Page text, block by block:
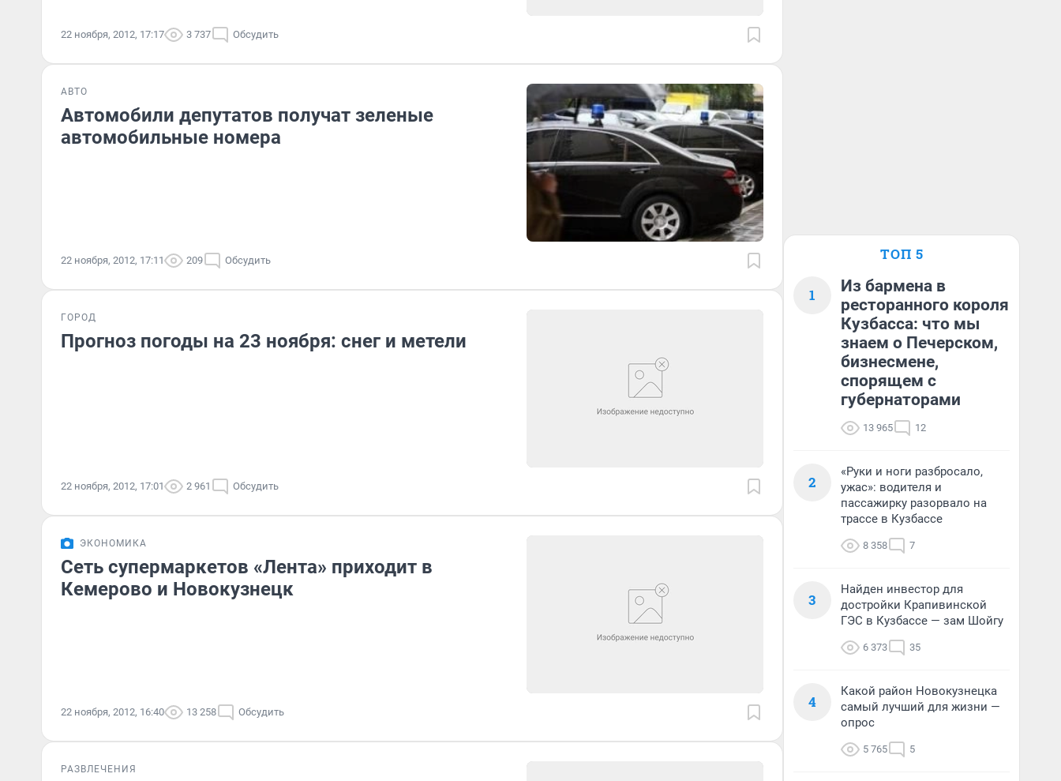
22 ноября, 2012, 17:17 3 737 Обсудить
АВТО
Автомобили депутатов получат зеленые
автомобильные номера
22 ноября, 2012, 17:11 209 Обсудить
ГОРОД
Прогноз погоды на 23 ноября: снег и метели
22 ноября, 2012, 17:01 2 961 Обсудить
ЭКОНОМИКА
Сеть супермаркетов «Лента» приходит в
Кемерово и Новокузнецк
22 ноября, 2012, 16:40 13 258 Обсудить
РАЗВЛЕЧЕНИЯ
ТОП 5
1
Из бармена в
ресторанного короля
Кузбасса: что мы
знаем о Печерском,
бизнесмене,
спорящем с
губернаторами
13 965 12
2
«Руки и ноги разбросало,
ужас»: водителя и
пассажирку разорвало на
трассе в Кузбассе
8 358 7
3
Найден инвестор для
достройки Крапивинской
ГЭС в Кузбассе — зам Шойгу
6 373 35
4
Какой район Новокузнецка
самый лучший для жизни —
опрос
5 765 5